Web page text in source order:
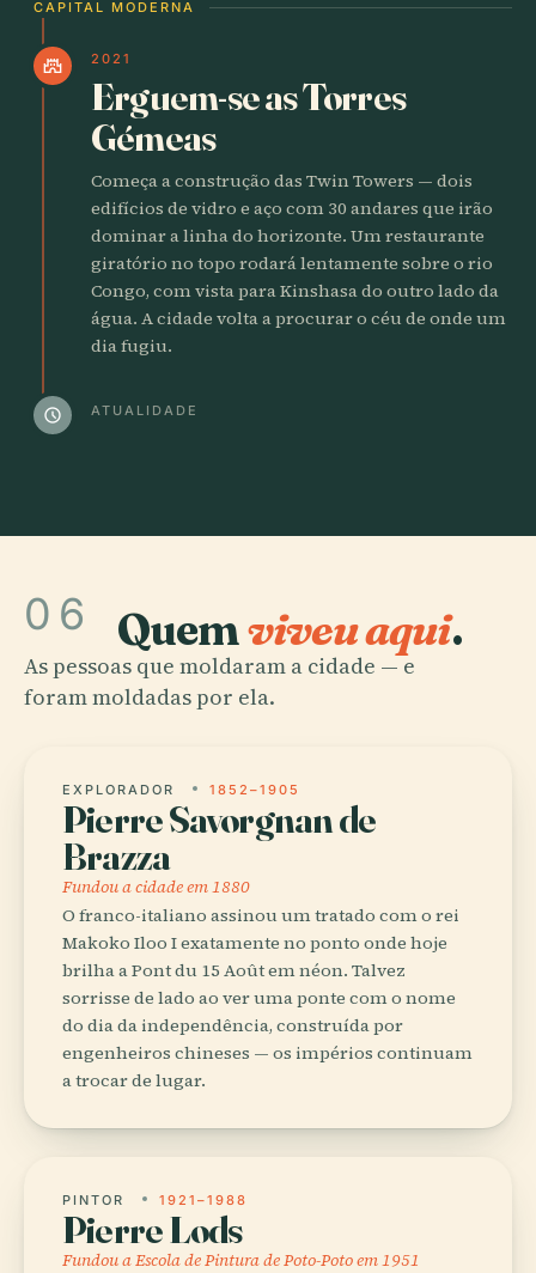
CAPITAL MODERNA
castle 2021
Erguem-se as Torres
Gémeas
Começa a construção das Twin Towers — dois
edifícios de vidro e aço com 30 andares que irão
dominar a linha do horizonte. Um restaurante
giratório no topo rodará lentamente sobre o rio
Congo, com vista para Kinshasa do outro lado da
água. A cidade volta a procurar o céu de onde um
dia fugiu.
schedule ATUALIDADE
06 Quemviveu aqui.
As pessoas que moldaram a cidade — e
foram moldadas por ela.
EXPLORADOR 1852–1905
Pierre Savorgnan de
Brazza
Fundou a cidade em 1880
O franco-italiano assinou um tratado com o rei
Makoko Iloo I exatamente no ponto onde hoje
brilha a Pont du 15 Août em néon. Talvez
sorrisse de lado ao ver uma ponte com o nome
do dia da independência, construída por
engenheiros chineses — os impérios continuam
a trocar de lugar.
PINTOR 1921–1988
Pierre Lods
Fundou a Escola de Pintura de Poto-Poto em 1951